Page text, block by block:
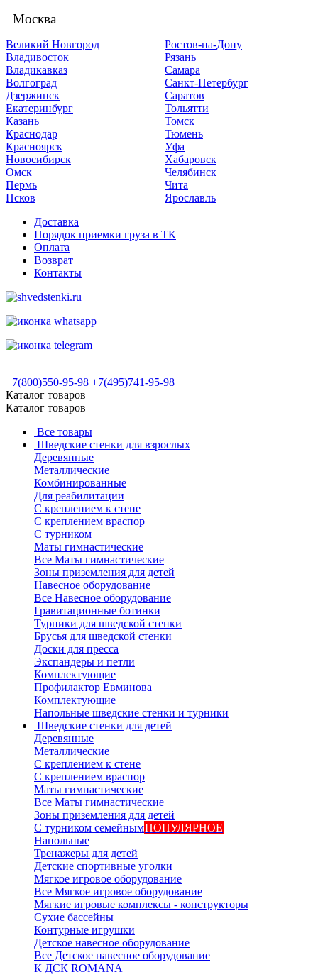
Москва
Великий Новгород
Владивосток
Владикавказ
Волгоград
Дзержинск
Екатеринбург
Казань
Краснодар
Красноярск
Новосибирск
Омск
Пермь
Псков
Ростов-на-Дону
Рязань
Самара
Санкт-Петербург
Саратов
Тольятти
Томск
Тюмень
Уфа
Хабаровск
Челябинск
Чита
Ярославль
Доставка
Порядок приемки груза в ТК
Оплата
Возврат
Контакты
+7(800)550-95-98 +7(495)741-95-98
Каталог товаров
Каталог товаров
Все товары
Шведские стенки для взрослых
Деревянные
Металлические
Комбинированные
Для реабилитации
С креплением к стене
С креплением враспор
С турником
Маты гимнастические
Все Маты гимнастические
Зоны приземления для детей
Навесное оборудование
Все Навесное оборудование
Гравитационные ботинки
Турники для шведской стенки
Брусья для шведской стенки
Доски для пресса
Экспандеры и петли
Комплектующие
Профилактор Евминова
Комплектующие
Напольные шведские стенки и турники
Шведские стенки для детей
Деревянные
Металлические
С креплением к стене
С креплением враспор
Маты гимнастические
Все Маты гимнастические
Зоны приземления для детей
С турником семейнымПОПУЛЯРНОЕ
Напольные
Тренажеры для детей
Детские спортивные уголки
Мягкое игровое оборудование
Все Мягкое игровое оборудование
Мягкие игровые комплексы - конструкторы
Сухие бассейны
Контурные игрушки
Детское навесное оборудование
Все Детское навесное оборудование
К ДСК ROMANA